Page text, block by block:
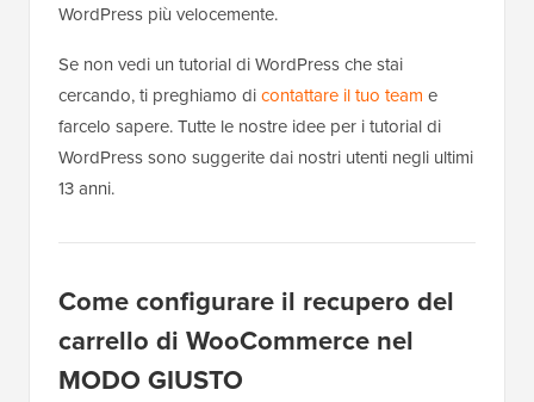
WordPress più velocemente.
Se non vedi un tutorial di WordPress che stai
cercando, ti preghiamo dicontattare il tuo team e
farcelo sapere. Tutte le nostre idee per i tutorial di
WordPress sono suggerite dai nostri utenti negli ultimi
13 anni.
Come configurare il recupero del
carrello di WooCommerce nel
MODO GIUSTO